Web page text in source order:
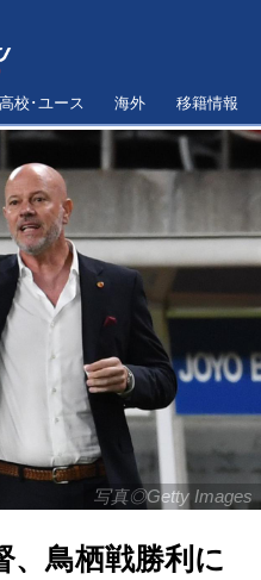
高校･ユース 海外 移籍情報
写真◎Getty Images
、鳥栖戦勝利に